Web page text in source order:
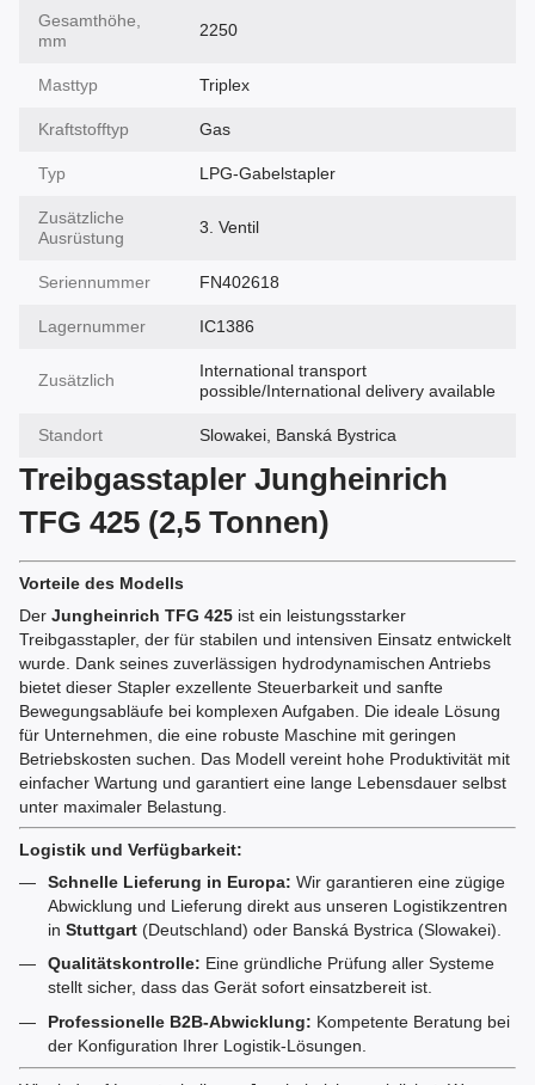
Gesamthöhe,
mm
2250
Masttyp Triplex
Kraftstofftyp Gas
Typ LPG-Gabelstapler
Zusätzliche
Ausrüstung
3. Ventil
Seriennummer FN402618
Lagernummer IC1386
Zusätzlich
International transport
possible/International delivery available
Standort Slowakei, Banská Bystrica
Treibgasstapler Jungheinrich
TFG 425 (2,5 Tonnen)
Vorteile des Modells
Der Jungheinrich TFG 425 ist ein leistungsstarker
Treibgasstapler, der für stabilen und intensiven Einsatz entwickelt
wurde. Dank seines zuverlässigen hydrodynamischen Antriebs
bietet dieser Stapler exzellente Steuerbarkeit und sanfte
Bewegungsabläufe bei komplexen Aufgaben. Die ideale Lösung
für Unternehmen, die eine robuste Maschine mit geringen
Betriebskosten suchen. Das Modell vereint hohe Produktivität mit
einfacher Wartung und garantiert eine lange Lebensdauer selbst
unter maximaler Belastung.
Logistik und Verfügbarkeit:
Schnelle Lieferung in Europa: Wir garantieren eine zügige
Abwicklung und Lieferung direkt aus unseren Logistikzentren
in Stuttgart (Deutschland) oder Banská Bystrica (Slowakei).
Qualitätskontrolle: Eine gründliche Prüfung aller Systeme
stellt sicher, dass das Gerät sofort einsatzbereit ist.
Professionelle B2B-Abwicklung: Kompetente Beratung bei
der Konfiguration Ihrer Logistik-Lösungen.